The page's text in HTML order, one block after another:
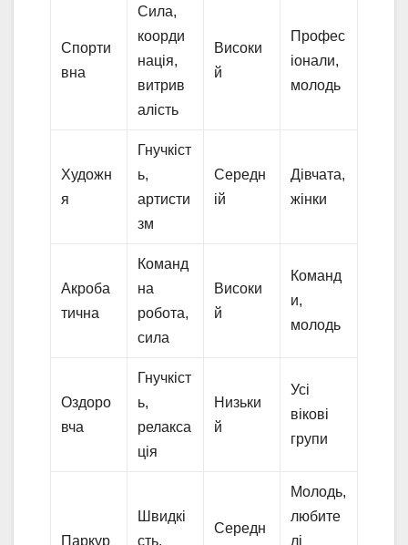
Спорти
вна
Сила,
коорди
нація,
витрив
алість
Високи
й
Профес
іонали,
молодь
Художн
я
Гнучкіст
ь,
артисти
зм
Середн
ій
Дівчата,
жінки
Акроба
тична
Команд
на
робота,
сила
Високи
й
Команд
и,
молодь
Оздоро
вча
Гнучкіст
ь,
релакса
ція
Низьки
й
Усі
вікові
групи
Паркур
Швидкі
сть,
Середн
Молодь,
любите
лі